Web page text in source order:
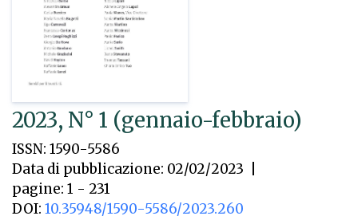
2023, N° 1 (gennaio-febbraio)
ISSN: 1590-5586
Data di pubblicazione: 02/02/2023
pagine: 1 - 231
DOI: 10.35948/1590-5586/2023.260